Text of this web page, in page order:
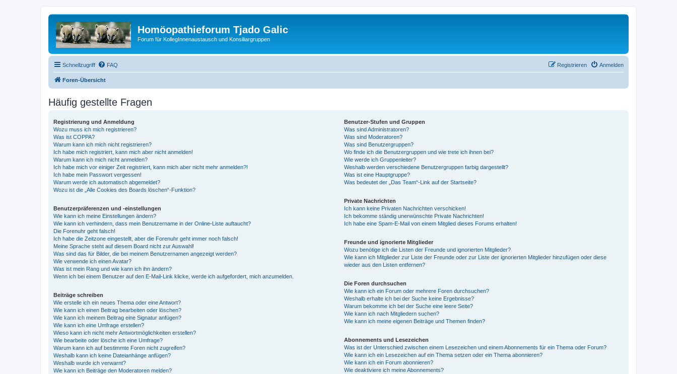
Homöopathieforum Tjado Galic
Forum für KollegInnenaustausch und Konsiliargruppen
Schnellzugriff FAQ Anmelden
Registrieren
Foren-Übersicht
Häufig gestellte Fragen
Registrierung und Anmeldung
Wozu muss ich mich registrieren?
Was ist COPPA?
Warum kann ich mich nicht registrieren?
Ich habe mich registriert, kann mich aber nicht anmelden!
Warum kann ich mich nicht anmelden?
Ich habe mich vor einiger Zeit registriert, kann mich aber nicht mehr anmelden?!
Ich habe mein Passwort vergessen!
Warum werde ich automatisch abgemeldet?
Wozu ist die „Alle Cookies des Boards löschen“-Funktion?
Benutzerpräferenzen und -einstellungen
Wie kann ich meine Einstellungen ändern?
Wie kann ich verhindern, dass mein Benutzername in der Online-Liste auftaucht?
Die Forenuhr geht falsch!
Ich habe die Zeitzone eingestellt, aber die Forenuhr geht immer noch falsch!
Meine Sprache steht auf diesem Board nicht zur Auswahl!
Was sind das für Bilder, die bei meinem Benutzernamen angezeigt werden?
Wie verwende ich einen Avatar?
Was ist mein Rang und wie kann ich ihn ändern?
Wenn ich bei einem Benutzer auf den E-Mail-Link klicke, werde ich aufgefordert, mich anzumelden.
Beiträge schreiben
Wie erstelle ich ein neues Thema oder eine Antwort?
Wie kann ich einen Beitrag bearbeiten oder löschen?
Wie kann ich meinem Beitrag eine Signatur anfügen?
Wie kann ich eine Umfrage erstellen?
Wieso kann ich nicht mehr Antwortmöglichkeiten erstellen?
Wie bearbeite oder lösche ich eine Umfrage?
Warum kann ich auf bestimmte Foren nicht zugreifen?
Weshalb kann ich keine Dateianhänge anfügen?
Weshalb wurde ich verwarnt?
Wie kann ich Beiträge den Moderatoren melden?
Benutzer-Stufen und Gruppen
Was sind Administratoren?
Was sind Moderatoren?
Was sind Benutzergruppen?
Wo finde ich die Benutzergruppen und wie trete ich ihnen bei?
Wie werde ich Gruppenleiter?
Weshalb werden verschiedene Benutzergruppen farbig dargestellt?
Was ist eine Hauptgruppe?
Was bedeutet der „Das Team“-Link auf der Startseite?
Private Nachrichten
Ich kann keine Privaten Nachrichten verschicken!
Ich bekomme ständig unerwünschte Private Nachrichten!
Ich habe eine Spam-E-Mail von einem Mitglied dieses Forums erhalten!
Freunde und ignorierte Mitglieder
Wozu benötige ich die Listen der Freunde und ignorierten Mitglieder?
Wie kann ich Mitglieder zur Liste der Freunde oder zur Liste der ignorierten Mitglieder hinzufügen oder diese
wieder aus den Listen entfernen?
Die Foren durchsuchen
Wie kann ich ein Forum oder mehrere Foren durchsuchen?
Weshalb erhalte ich bei der Suche keine Ergebnisse?
Warum bekomme ich bei der Suche eine leere Seite?
Wie kann ich nach Mitgliedern suchen?
Wie kann ich meine eigenen Beiträge und Themen finden?
Abonnements und Lesezeichen
Was ist der Unterschied zwischen einem Lesezeichen und einem Abonnements für ein Thema oder Forum?
Wie kann ich ein Lesezeichen auf ein Thema setzen oder ein Thema abonnieren?
Wie kann ich ein Forum abonnieren?
Wie deaktiviere ich meine Abonnements?